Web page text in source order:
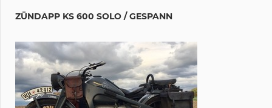
ZÜNDAPP KS 600 SOLO / GESPANN